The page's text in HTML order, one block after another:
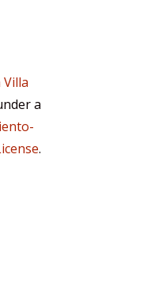
Villa
a
.